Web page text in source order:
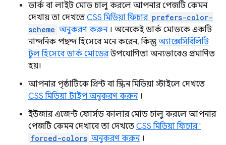
ডার্ক বা লাইট মোড চালু করলে আপনার পেজটি কেমন
দেখায় তা দেখতে CSS মিডিয়া ফিচার prefers-color-
scheme অনুকরণ করুন। অনেকেই ডার্ক মোডকে একটি
নান্দনিক পছন্দ হিসেবে মনে করেন, কিন্তু অ্যাক্সেসিবিলিটি
টুল হিসেবে ডার্ক মোডেরউপযোগিতা অন্যভাবেও প্রমাণিত
হয়।
আপনার পৃষ্ঠাটিকে প্রিন্ট বা স্ক্রিন মিডিয়া স্টাইলে দেখতে
CSS মিডিয়া টাইপ অনুকরণ করুন।
ইউজার এজেন্ট ফোর্সড কালার মোড চালু করলে আপনার
পেজটি কেমন দেখাবে তা দেখতে CSS মিডিয়া ফিচার '
forced-colors অনুকরণ করুন।